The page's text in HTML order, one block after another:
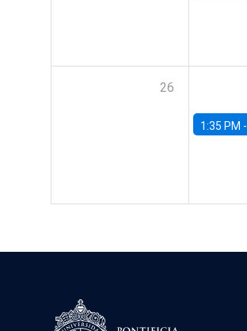
26
1:35 PM -